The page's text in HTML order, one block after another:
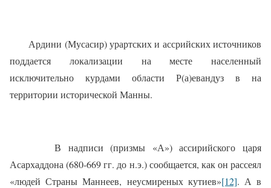
Ардини (Мусасир) урартских и ассрийских источников
поддается локализации на месте населенный
исключительно курдами области Р(а)евандуз в на
территории исторической Манны.
В надписи (призмы «А») ассирийского царя
Асархаддона (680-669 гг. до н.э.) сообщается, как он рассеял
«людей Страны Маннеев, неусмиреных кутиев»[12]. А в